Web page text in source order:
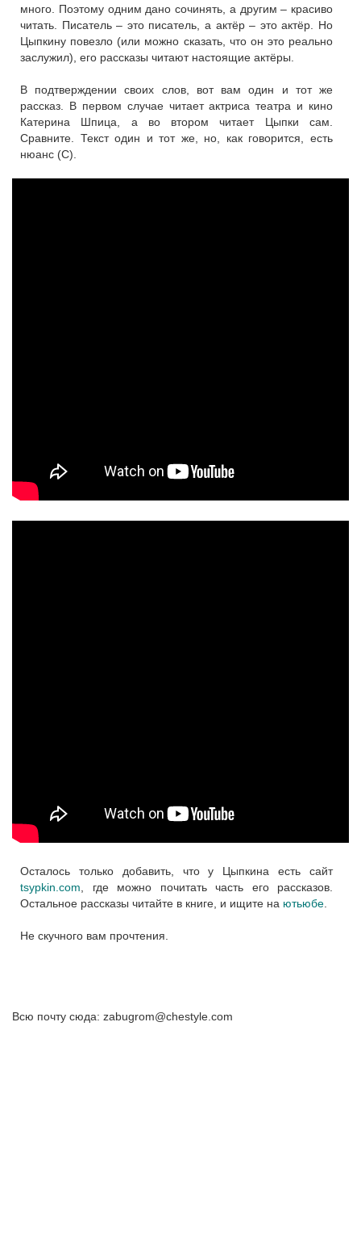
много. Поэтому одним дано сочинять, а другим – красиво
читать. Писатель – это писатель, а актёр – это актёр. Но
Цыпкину повезло (или можно сказать, что он это реально
заслужил), его рассказы читают настоящие актёры.
В подтверждении своих слов, вот вам один и тот же
рассказ. В первом случае читает актриса театра и кино
Катерина Шпица, а во втором читает Цыпки сам.
Сравните. Текст один и тот же, но, как говорится, есть
нюанс (C).
Осталось только добавить, что у Цыпкина есть сайт
tsypkin.com , где можно почитать часть его рассказов.
Остальное рассказы читайте в книге, и ищите на ютьюбе
Не скучного вам прочтения.
Всю почту сюда: zabugrom@chestyle.com